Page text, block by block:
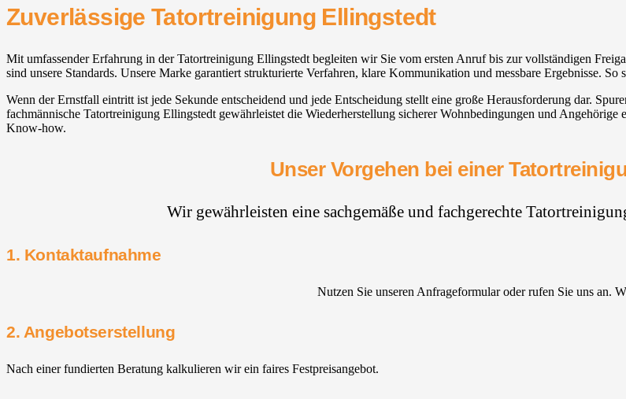
Zuverlässige Tatortreinigung Ellingstedt
Mit umfassender Erfahrung in der Tatortreinigung Ellingstedt begleiten wir Sie vom ersten Anruf bis zur vollständigen
sind unsere Standards. Unsere Marke garantiert strukturierte Verfahren, klare Kommunikation und messbare Ergebnisse.
Wenn der Ernstfall eintritt ist jede Sekunde entscheidend und jede Entscheidung stellt eine große Herausforderung dar.
fachmännische Tatortreinigung Ellingstedt gewährleistet die Wiederherstellung sicherer Wohnbedingungen und
Know-how.
Unser Vorgehen bei einer
Wir gewährleisten eine sachgemäße und fachgerechte
1. Kontaktaufnahme
Nutzen Sie unseren Anfrageformular oder rufen Sie uns an.
2. Angebotserstellung
Nach einer fundierten Beratung kalkulieren wir ein faires Festpreisangebot.